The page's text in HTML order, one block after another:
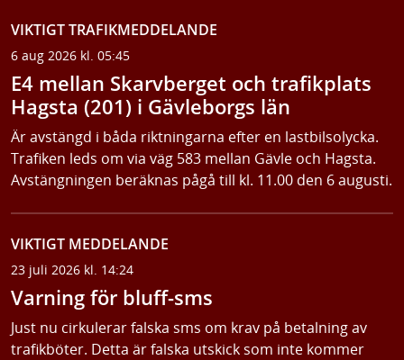
VIKTIGT TRAFIKMEDDELANDE
6 aug 2026 kl. 05:45
E4 mellan Skarvberget och trafikplats
Hagsta (201) i Gävleborgs län
Är avstängd i båda riktningarna efter en lastbilsolycka.
Trafiken leds om via väg 583 mellan Gävle och Hagsta.
Avstängningen beräknas pågå till kl. 11.00 den 6 augusti.
VIKTIGT MEDDELANDE
23 juli 2026 kl. 14:24
Varning för bluff-sms
Just nu cirkulerar falska sms om krav på betalning av
trafikböter. Detta är falska utskick som inte kommer